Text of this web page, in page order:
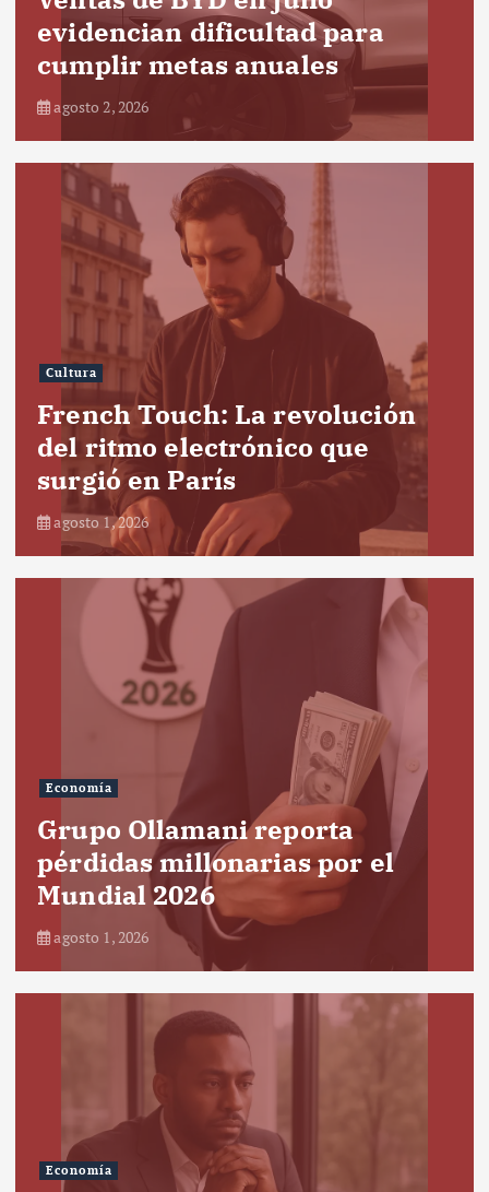
evidencian dificultad para
cumplir metas anuales
agosto 2, 2026
Cultura
French Touch: La revolución
del ritmo electrónico que
surgió en París
agosto 1, 2026
Economía
Grupo Ollamani reporta
pérdidas millonarias por el
Mundial 2026
agosto 1, 2026
Economía